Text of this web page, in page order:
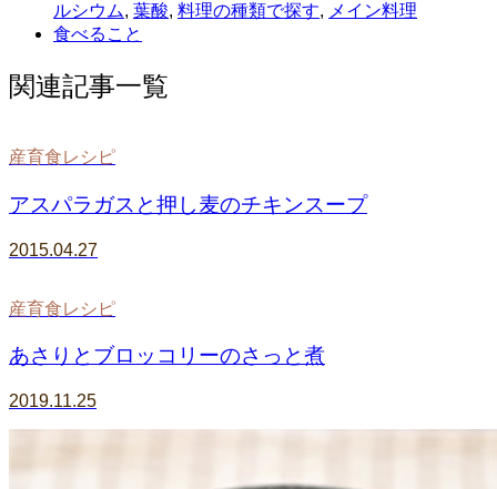
ルシウム, 葉酸, 料理の種類で探す, メイン料理
食べること
関連記事一覧
産育食レシピ
アスパラガスと押し麦のチキンスープ
2015.04.27
産育食レシピ
あさりとブロッコリーのさっと煮
2019.11.25